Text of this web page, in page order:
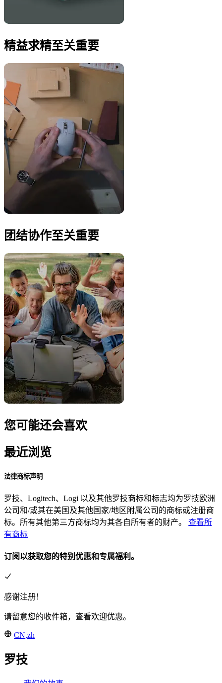
精益求精至关重要
团结协作至关重要
您可能还会喜欢
最近浏览
法律商标声明
罗技、Logitech、Logi 以及其他罗技商标和标志均为罗技欧洲
公司和/或其在美国及其他国家/地区附属公司的商标或注册商
标。所有其他第三方商标均为其各自所有者的财产。 查看所
有商标
订阅以获取您的特别优惠和专属福利。
感谢注册！
请留意您的收件箱，查看欢迎优惠。
CN,zh
罗技